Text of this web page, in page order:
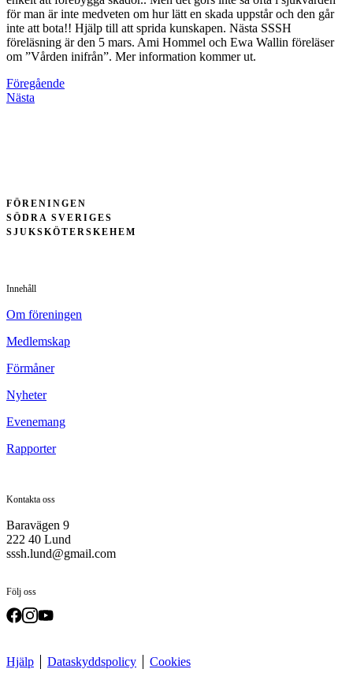
för man är inte medveten om hur lätt en skada uppstår och den går
inte att bota!! Hjälp till att sprida kunskapen. Nästa SSSH
föreläsning är den 5 mars. Ami Hommel och Ewa Wallin föreläser
om ”Vården inifrån”. Mer information kommer ut.
Föregående
Nästa
FÖRENINGEN
SÖDRA SVERIGES
SJUKSKÖTERSKEHEM
Innehåll
Om föreningen
Medlemskap
Förmåner
Nyheter
Evenemang
Rapporter
Kontakta oss
Baravägen 9
222 40 Lund
sssh.lund@gmail.com
Följ oss
Hjälp Dataskyddspolicy Cookies